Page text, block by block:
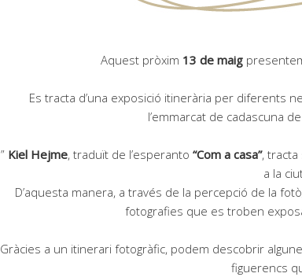
Aquest pròxim 13 de maig
Es tracta d’una exposició itinerària per diferents
l’emmarcat de cadascuna
” Kiel Hejme, traduït de l’esperanto “Com a casa”, tracta
a la
D’aquesta manera, a través de la percepció de la
fotografies que es troben
Gràcies a un itinerari fotogràfic, podem descobrir
figuerencs